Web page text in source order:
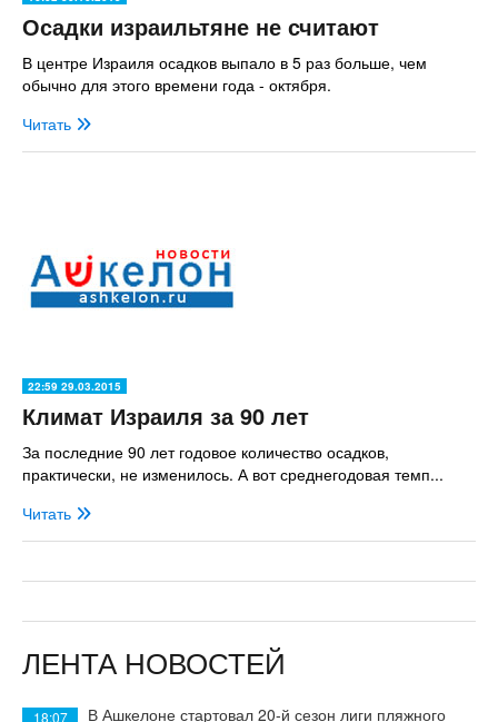
Осадки израильтяне не считают
В центре Израиля осадков выпало в 5 раз больше, чем
обычно для этого времени года - октября.
Читать
22:59 29.03.2015
Климат Израиля за 90 лет
За последние 90 лет годовое количество осадков,
практически, не изменилось. А вот среднегодовая темп...
Читать
ЛЕНТА НОВОСТЕЙ
18:07
В Ашкелоне стартовал 20-й сезон лиги пляжного